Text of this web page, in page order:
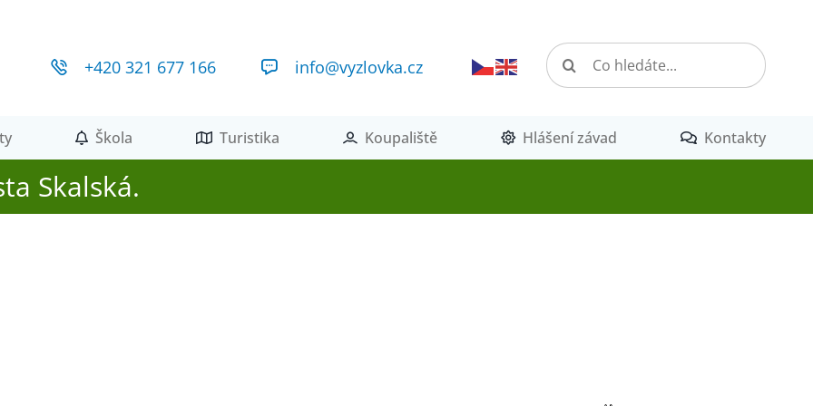
+420 321 677 166 info@vyzlovka.cz
Hledat:
Škola Turistika Koupaliště Hlášení závad Kontakty
Skalská.